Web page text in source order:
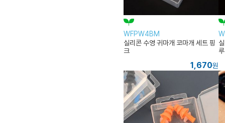
WFPW4BM
실리콘 수영 귀마개 코마개 세트 핑
크
1,670원
루